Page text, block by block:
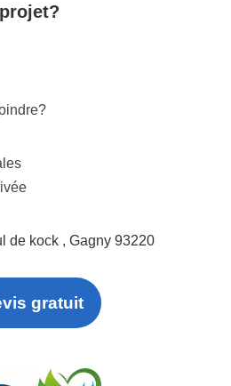
de kock , Gagny 93220
gratuit